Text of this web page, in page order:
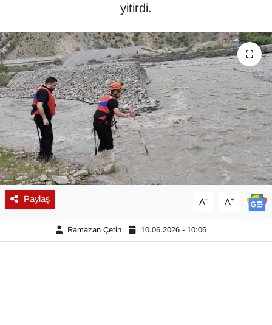
yitirdi.
Paylaş A- A+
Ramazan Çetin 10.06.2026 - 10:06
Dernekler, Odalar
Diğer
DÜNYA
EĞİTİM
EKONOMİ
Emlak
Haber Arşivi